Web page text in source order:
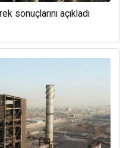
sonuçlarını açıkladı